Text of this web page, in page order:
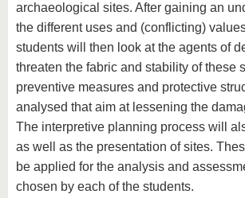
archaeological sites. After gaining an
the different uses and (conflicting)
students will then look at the agents of
threaten the fabric and stability of these
preventive measures and protective
analysed that aim at lessening the
The interpretive planning process will
as well as the presentation of sites.
be applied for the analysis and
chosen by each of the students.